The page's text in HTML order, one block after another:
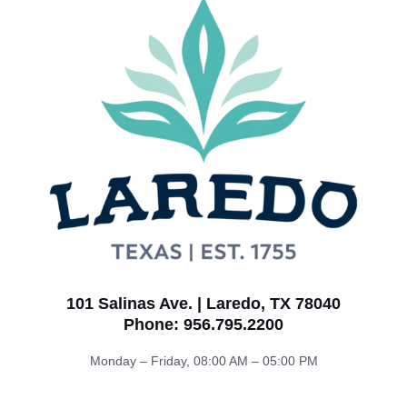
101 Salinas Ave. | Laredo, TX 78040
Phone: 956.795.2200
Monday – Friday, 08:00 AM – 05:00 PM